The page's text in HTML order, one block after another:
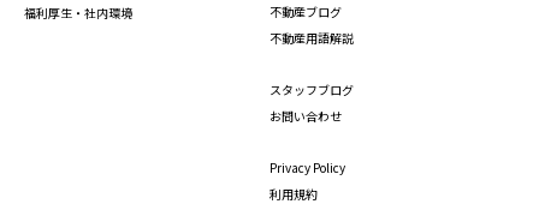
福利厚生・社内環境
不動産ブログ
不動産用語解説
スタッフブログ
お問い合わせ
Privacy Policy
利用規約